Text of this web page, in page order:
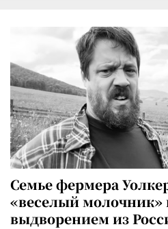
Семье фермера
«веселый молочник»
выдворением из